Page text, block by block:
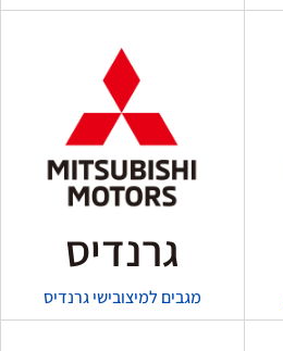
גרנדיס
מגבים למיצובישי גרנדיס